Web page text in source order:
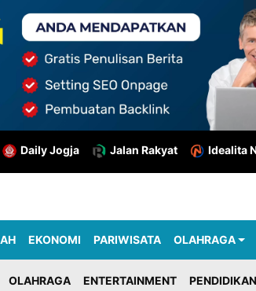
Daily Jogja Jalan Rakyat Idealita
EKONOMI PARIWISATA OLAHRAGA
OLAHRAGA ENTERTAINMENT PENDIDIKAN